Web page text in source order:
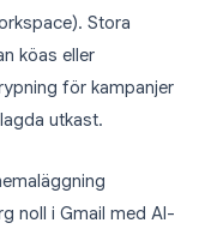
Stora
köas eller
för kampanjer
utkast.
noll i Gmail med AI-